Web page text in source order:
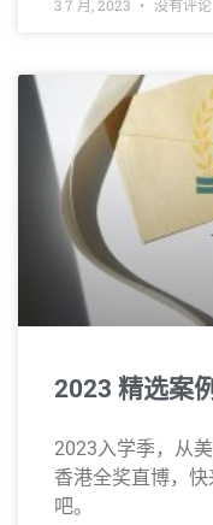
3 7 月, 2023 没有评论
2023 精选案
2023入学季，从
香港全奖直博，
吧。